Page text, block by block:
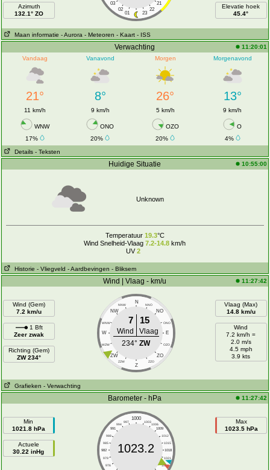
Azimuth
132.1° ZO
03
21
02
22
01 23
Elevatie hoek
45.4°
Maan informatie - Aurora - Meteoren - Kaart - ISS
Verwachting
11:20:01
Vandaag
Vanavond Morgen Morgenavond
21° 8° 26° 13°
11 km/h 9 km/h 5 km/h 9 km/h
WNW ONO OZO
O
17%
20% 20%
4%
Details - Teksten
Huidige Situatie 10:55:00
Unknown
Temperatuur 19.3°C
Wind Snelheid-Vlaag 7.2-14.8 km/h
UV2
Historie - Vliegveld - Aardbevingen - Bliksem
Wind | Vlaag - km/u 11:27:42
Wind (Gem)
7.2 km/u
1 Bft
Zeer zwak
Richting (Gem)
ZW 234°
N
NNW NNO
NW NO
WNW ONO
W E
WZW OZO
ZW ZO
ZZW ZZO
Z
7 15
Wind
Vlaag
234°ZW
Vlaag (Max)
14.8 km/u
Wind
7.2 km/h =
2.0 m/s
4.5 mph
3.9 kts
Grafieken - Verwachting
Barometer - hPa 11:27:42
Min
1021.8 hPa
Actuele
30.22 inHg
1000
997 1003
994
1006
991
1009
988
1012
985
1015
982
1018
979
1021
976
1024
1023.2
Max
1023.5 hPa